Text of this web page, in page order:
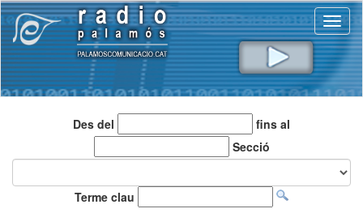
Des del
fins al
Secció
Terme clau